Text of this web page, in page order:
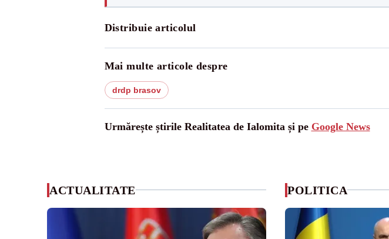
Distribuie articolul
Mai multe articole despre
drdp brasov
Urmărește știrile Realitatea de Ialomita și pe Google News
ACTUALITATE POLITICA